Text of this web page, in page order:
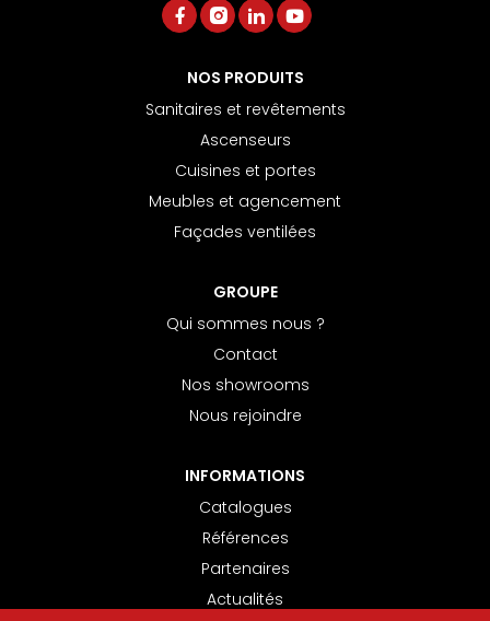
NOS PRODUITS
Sanitaires et revêtements
Ascenseurs
Cuisines et portes
Meubles et agencement
Façades ventilées
GROUPE
Qui sommes nous ?
Contact
Nos showrooms
Nous rejoindre
INFORMATIONS
Catalogues
Références
Partenaires
Actualités